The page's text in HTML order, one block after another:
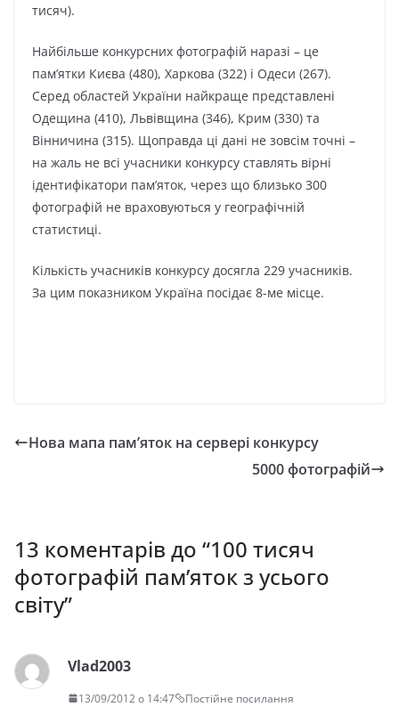
тисяч).
Найбільше конкурсних фотографій наразі – це
пам’ятки Києва (480), Харкова (322) і Одеси (267).
Серед областей України найкраще представлені
Одещина (410), Львівщина (346), Крим (330) та
Вінничина (315). Щоправда ці дані не зовсім точні –
на жаль не всі учасники конкурсу ставлять вірні
ідентифікатори пам’яток, через що близько 300
фотографій не враховуються у географічній
статистиці.
Кількість учасників конкурсу досягла 229 учасників.
За цим показником Україна посідає 8-ме місце.
Нова мапа пам’яток на сервері конкурсу
5000 фотографій
13 коментарів до “100 тисяч
фотографій пам’яток з усього
світу”
Vlad2003
13/09/2012 о 14:47 Постійне посилання